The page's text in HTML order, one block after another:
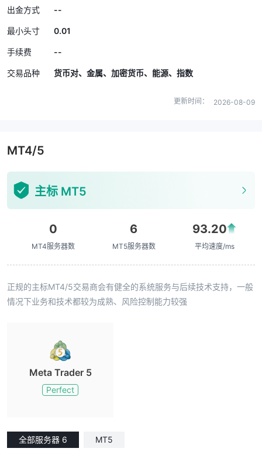
出金方式 --
最小头寸 0.01
手续费 --
交易品种 货币对、金属、加密货币、能源、指数
更新时间： 2026-08-09
MT4/5
主标 MT5
0
MT4服务器数
6
MT5服务器数
93.20
平均速度/ms
正规的主标MT4/5交易商会有健全的系统服务与后续技术支持，一般
情况下业务和技术都较为成熟、风险控制能力较强
Meta Trader 5
Perfect
全部服务器 6 MT5